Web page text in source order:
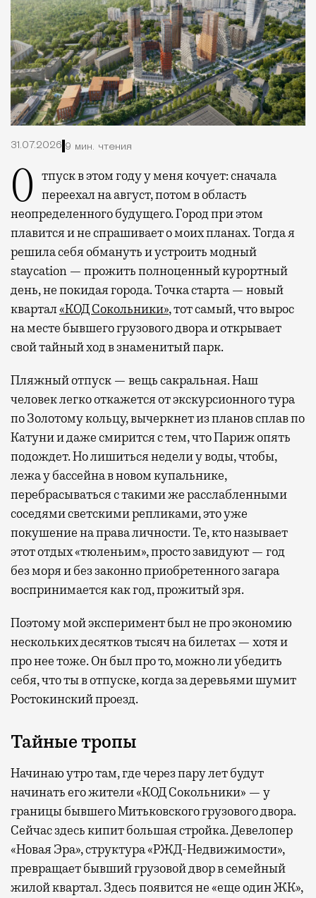
31.07.2026 9 мин. чтения
Отпуск в этом году у меня кочует: сначала переехал на август, потом в область
неопределенного будущего. Город при этом
плавится и не спрашивает о моих планах. Тогда я
решила себя обмануть и устроить модный
staycation — прожить полноценный курортный
день, не покидая города. Точка старта — новый
квартал«КОД Сокольники», тот самый, что вырос
на месте бывшего грузового двора и открывает
свой тайный ход в знаменитый парк.
Пляжный отпуск — вещь сакральная. Наш
человек легко откажется от экскурсионного тура
по Золотому кольцу, вычеркнет из планов сплав по
Катуни и даже смирится с тем, что Париж опять
подождет. Но лишиться недели у воды, чтобы,
лежа у бассейна в новом купальнике,
перебрасываться с такими же расслабленными
соседями светскими репликами, это уже
покушение на права личности. Те, кто называет
этот отдых «тюленьим», просто завидуют — год
без моря и без законно приобретенного загара
воспринимается как год, прожитый зря.
Поэтому мой эксперимент был не про экономию
нескольких десятков тысяч на билетах — хотя и
про нее тоже. Он был про то, можно ли убедить
себя, что ты в отпуске, когда за деревьями шумит
Ростокинский проезд.
Тайные тропы
Начинаю утро там, где через пару лет будут
начинать его жители «КОД Сокольники» — у
границы бывшего Митьковского грузового двора.
Сейчас здесь кипит большая стройка. Девелопер
«Новая Эра», структура «РЖД-Недвижимости»,
превращает бывший грузовой двор в семейный
жилой квартал. Здесь появится не «еще один ЖК»,